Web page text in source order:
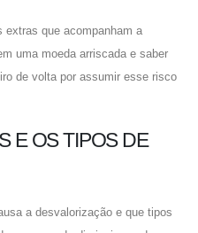
extras que acompanham a
uma moeda arriscada e saber
de volta por assumir esse risco
E OS TIPOS DE
a desvalorização e que tipos